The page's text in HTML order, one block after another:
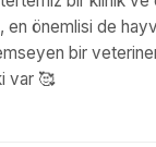
en önemlisi de
bir
var 🥰